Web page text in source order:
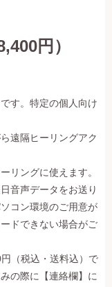
円）
す。特定の個人向け
遠隔ヒーリングアク
リングに使えます。
音声データをお送り
コン環境のご用意が
ドできない場合がご
（税込・送料込）で
の際に【連絡欄】に